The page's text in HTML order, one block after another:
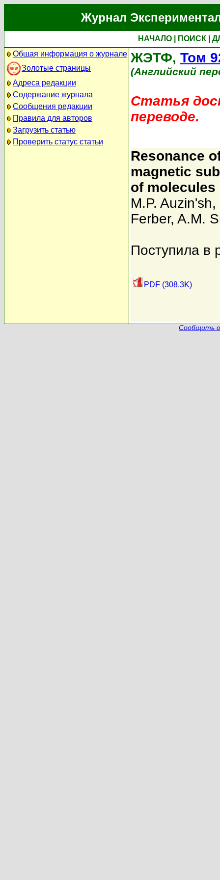
Журнал
НАЧАЛО ПОИСК
Общая информация о журнале
Золотые страницы
Адреса редакции
Содержание журнала
Сообщения редакции
Правила для авторов
Загрузить статью
Проверить статус статьи
ЖЭТФ, Том
(Английский
Статья
переводе.
Resonance
magnetic
of molecules
M.P. Auzin'sh,
Ferber, A.M.
Поступила в
PDF (308.3K)
Сообщить о